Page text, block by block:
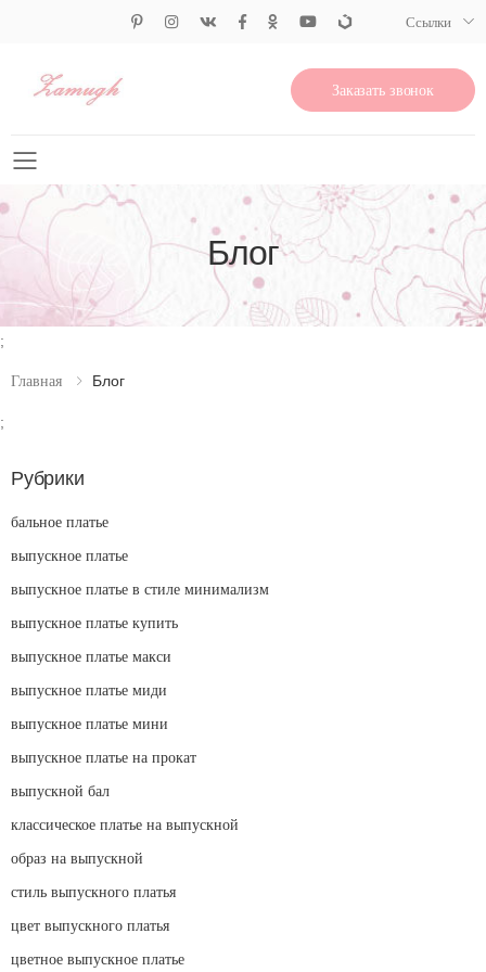
Ссылки
Заказать звонок
Свернуть меню
Блог
;
Главная Блог
;
Рубрики
бальное платье
выпускное платье
выпускное платье в стиле минимализм
выпускное платье купить
выпускное платье макси
выпускное платье миди
выпускное платье мини
выпускное платье на прокат
выпускной бал
классическое платье на выпускной
образ на выпускной
стиль выпускного платья
цвет выпускного платья
цветное выпускное платье